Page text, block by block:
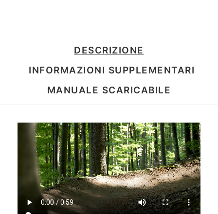
DESCRIZIONE
INFORMAZIONI SUPPLEMENTARI
MANUALE SCARICABILE